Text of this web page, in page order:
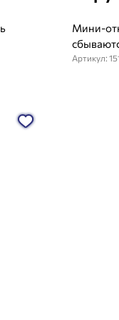
Мини-
Артикул: